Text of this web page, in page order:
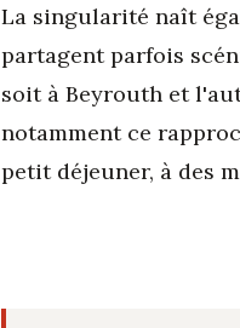
La singularité naît
partagent parfois
soit à Beyrouth et
notamment ce
petit déjeuner, à des